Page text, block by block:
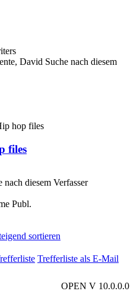
David Suche nach diesem
files
nach diesem Verfasser
Publ.
sortieren
Trefferliste als E-Mail
OPEN V 10.0.0.0